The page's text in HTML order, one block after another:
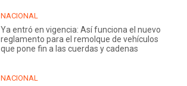
NACIONAL
Ya entró en vigencia: Así funciona el nuevo
reglamento para el remolque de vehículos
que pone fin a las cuerdas y cadenas
NACIONAL